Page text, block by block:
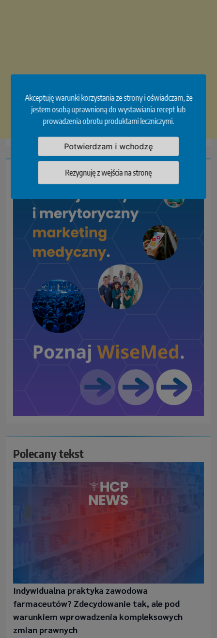
Akceptuję warunki korzystania ze strony i oświadczam, że
jestem osobą uprawnioną do wystawiania recept lub
prowadzenia obrotu produktami leczniczymi.
Potwierdzam i wchodzę
Rezygnuję z wejścia na stronę
Polecany tekst
Indywidualna praktyka zawodowa
farmaceutów? Zdecydowanie tak, ale pod
warunkiem wprowadzenia kompleksowych
zmian prawnych